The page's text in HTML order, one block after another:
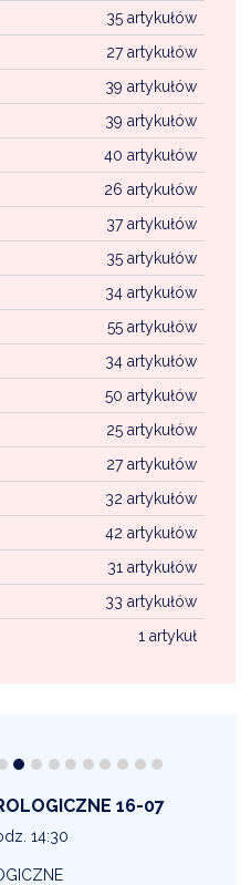
35 artykułów
27 artykułów
39 artykułów
39 artykułów
40 artykułów
26 artykułów
37 artykułów
35 artykułów
34 artykułów
55 artykułów
34 artykułów
50 artykułów
25 artykułów
27 artykułów
32 artykułów
42 artykułów
31 artykułów
33 artykułów
1 artykuł
16-07
14:30